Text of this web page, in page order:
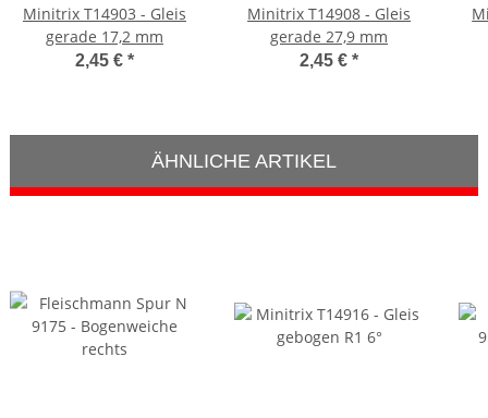
Minitrix T14903 - Gleis
gerade 17,2 mm
2,45 € *
Minitrix T14908 - Gleis
gerade 27,9 mm
2,45 €*
ÄHNLICHE ARTIKEL